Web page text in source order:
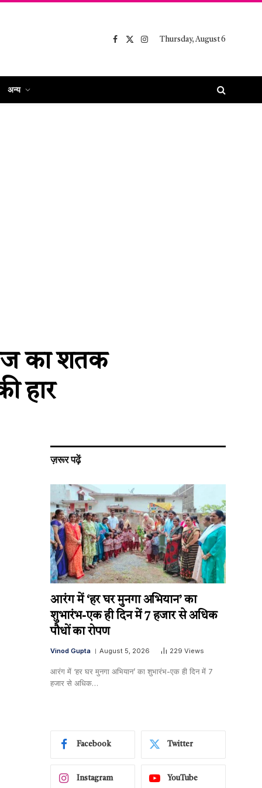
Facebook
X
Instagram
Thursday, August 6
अन्य
का शतक
हार
ज़रूर पढ़ें
आरंग में ‘हर घर मुनगा अभियान’ का
शुभारंभ-एक ही दिन में 7 हजार से अधिक
पौधों का रोपण
Vinod Gupta August 5, 2026 229 Views
आरंग में ‘हर घर मुनगा अभियान’ का शुभारंभ-एक ही दिन में 7
हजार से अधिक…
Facebook Twitter
Instagram YouTube